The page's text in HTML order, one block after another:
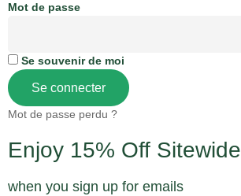
Mot de passe
Se souvenir de moi
Se connecter
Mot de passe perdu ?
Enjoy 15% Off Sitewide
when you sign up for emails